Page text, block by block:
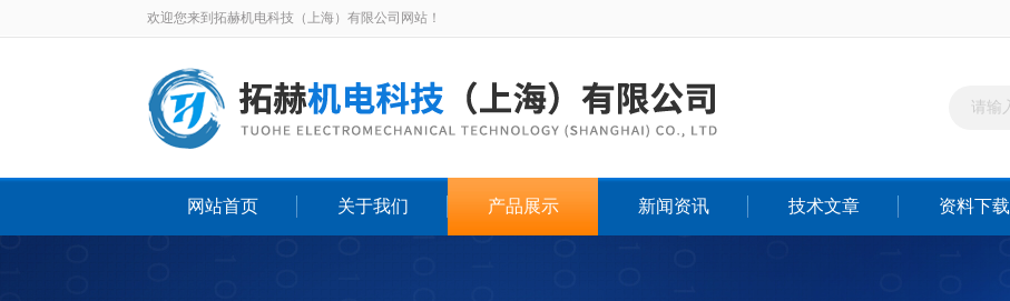
欢迎您来到拓赫机电科技（上海）有限公司网站！
网站首页 关于我们 产品展示 新闻资讯 技术文章 资料下载